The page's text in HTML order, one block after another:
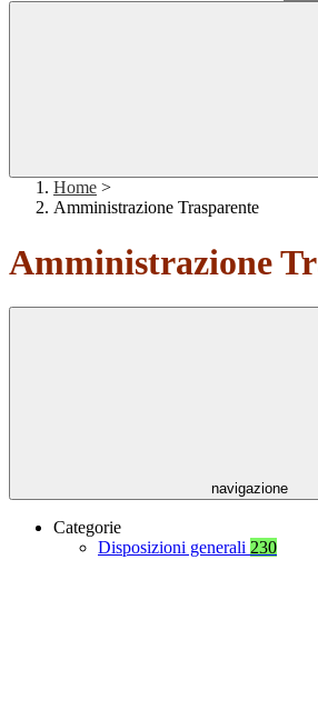
Home >
Amministrazione Trasparente
Amministrazione
navigazione
Categorie
Disposizioni generali 230